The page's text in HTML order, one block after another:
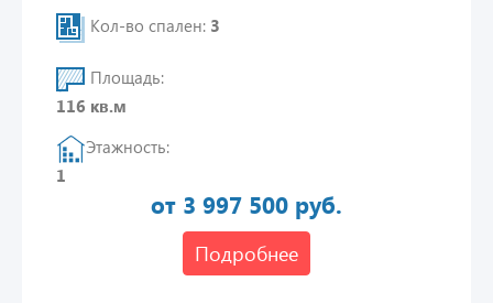
Кол-во спален: 3
Площадь:
116 кв.м
Этажность:
1
от 3 997 500 руб.
Подробнее